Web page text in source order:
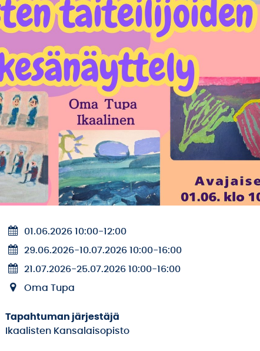
01.06.2026 10:00-12:00
29.06.2026-10.07.2026 10:00-16:00
21.07.2026-25.07.2026 10:00-16:00
Oma Tupa
Tapahtuman järjestäjä
Ikaalisten Kansalaisopisto